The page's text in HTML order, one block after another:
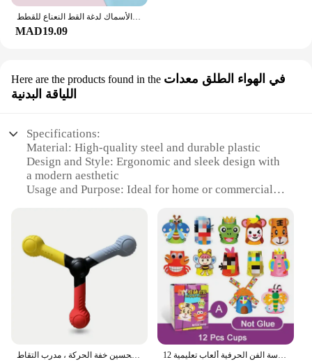
الأسنان طحن النعناع البري اللعب مضحك التفاعلية أفخم القط لعبة الحيوانات الأليفة هريرة مضغ لعبة صوتية الأسماك لدغة القط النعناع للقطط
MAD19.09
Here are the products found in the في الهواء الطلق معدات
اللياقة البدنية
Specifications:
Material: High-quality steel and durable plastic
Design and Style: Ergonomic and sleek design with
a modern aesthetic
Usage and Purpose: Ideal for home or commercial
Performance and Property: Smooth and silent
operation with adjustable resistance
Parts and Accessories: Comes with a user-friendly
console and a set of resistance bands
Applicable People: Suitable for all fitness levels,
from beginners to advanced users
Features:
|Wholesale|Vendors|
**Optimized for Performance and Comfort**
أداة التدريب على سرعة التفاعل وتنسيق العين اليدوية ، تدريب رد الفعل لتحسين خفة الحركة ، مدرب التقاط 12 قطعة للأطفال ثلاثية الأبعاد لتقوم بها بنفسك أكواب ورقية مصنوعة يدويًا مجموعة مواد لاصقة مجموعة كاملة للأطفال رياض الأطفال مدرسة الفن الحرفية ألعاب تعليمية GYH